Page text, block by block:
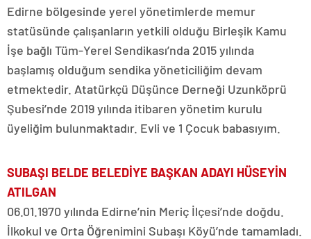
Edirne bölgesinde yerel yönetimlerde memur
statüsünde çalışanların yetkili olduğu Birleşik Kamu
İşe bağlı Tüm-Yerel Sendikası’nda 2015 yılında
başlamış olduğum sendika yöneticiliğim devam
etmektedir. Atatürkçü Düşünce Derneği Uzunköprü
Şubesi’nde 2019 yılında itibaren yönetim kurulu
üyeliğim bulunmaktadır. Evli ve 1 Çocuk babasıyım.
SUBAŞI BELDE BELEDİYE BAŞKAN ADAYI HÜSEYİN
ATILGAN
06.01.1970 yılında Edirne’nin Meriç İlçesi’nde doğdu.
İlkokul ve Orta Öğrenimini Subaşı Köyü’nde tamamladı.